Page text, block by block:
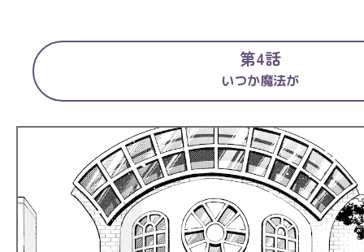
第4話
いつか魔法が